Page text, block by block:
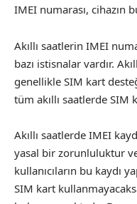
IMEI numarası, cihazın
Akıllı saatlerin IMEI
bazı istisnalar vardır.
genellikle SIM kart
tüm akıllı saatlerde SIM
Akıllı saatlerde IMEI
yasal bir zorunluluktur
kullanıcıların bu kaydı
SIM kart